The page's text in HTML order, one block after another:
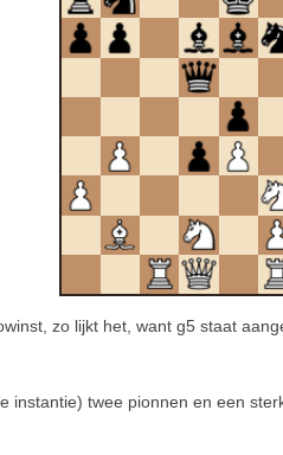
zo lijkt het, want g5 staat
instantie) twee pionnen en een